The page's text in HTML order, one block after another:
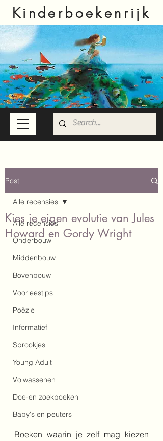
Kinderboekenrijk
Post
Alle recensies
Onderbouw
Middenbouw
Bovenbouw
Voorleestips
Poëzie
Informatief
Sprookjes
Young Adult
Volwassenen
Doe-en zoekboeken
Baby's en peuters
Alle recensies
Kies je eigen evolutie van Jules
Howard en Gordy Wright
Boeken waarin je zelf mag kiezen